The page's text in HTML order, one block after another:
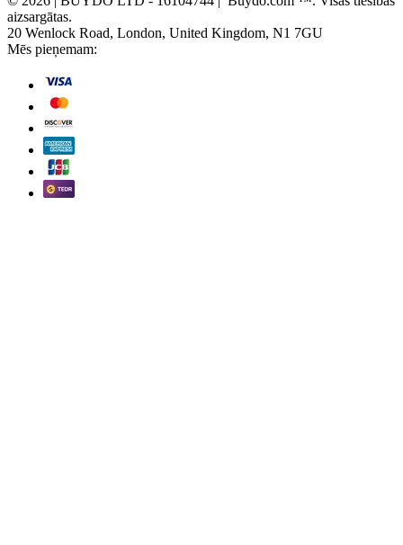
aizsargātas.
20 Wenlock Road, London, United Kingdom, N1 7GU
Mēs pieņemam: